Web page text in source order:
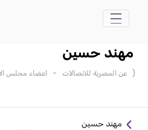
تخطي إلى المحتوى الرئيسي
مهند حسين
( عن المصرية للاتصالات - اعضاء مجلس
مهند حسين